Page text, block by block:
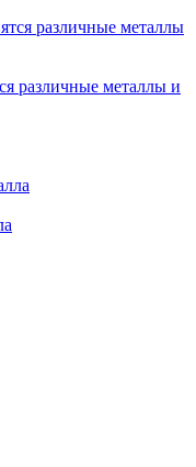
различные металлы и